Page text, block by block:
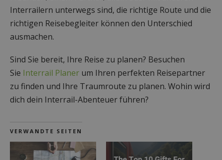
Interrailern unterwegs sind, die richtige Route und die
richtigen Reisebegleiter können den Unterschied
ausmachen.
Sind Sie bereit, Ihre Reise zu planen? Besuchen
Sie Interrail Planer um Ihren perfekten Reisepartner
zu finden und Ihre Traumroute zu planen. Wohin wird
dich dein Interrail-Abenteuer führen?
VERWANDTE SEITEN